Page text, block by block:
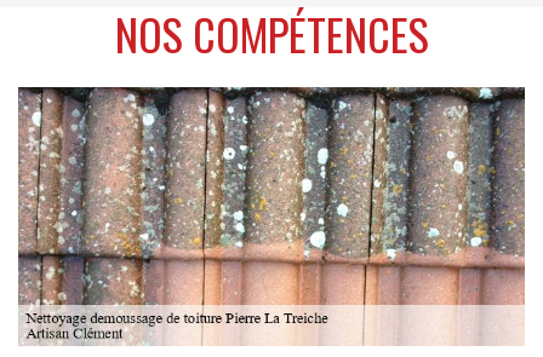
NOS COMPÉTENCES